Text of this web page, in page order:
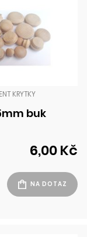
KRYTKY
buk
6,00 Kč